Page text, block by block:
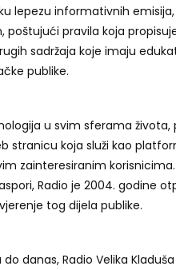
lepezu informativnih
pravila koja
sadržaja koje imaju
publike.
u svim sferama života,
stranicu koja služi kao
zainteresiranim
Radio je 2004. godine
tog dijela publike.
danas, Radio Velika